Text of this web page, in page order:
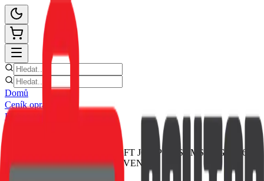
Domů
Ceník oprav
E-shop